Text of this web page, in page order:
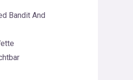
Bandit And